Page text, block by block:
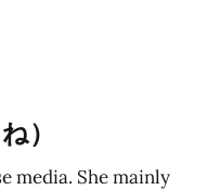
）
media. She mainly